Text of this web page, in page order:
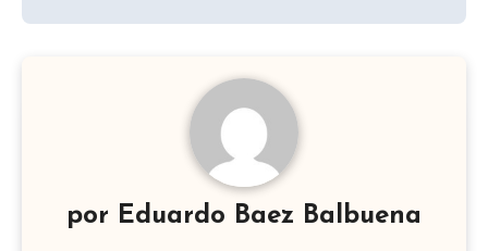
por Eduardo Baez Balbuena